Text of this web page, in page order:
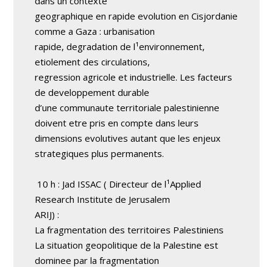
geographique en rapide evolution en Cisjordanie
comme a Gaza : urbanisation
rapide, degradation de l¹environnement,
etiolement des circulations,
regression agricole et industrielle. Les facteurs
de developpement durable
d’une communaute territoriale palestinienne
doivent etre pris en compte dans leurs
dimensions evolutives autant que les enjeux
strategiques plus permanents.
10 h : Jad ISSAC ( Directeur de l¹Applied
Research Institute de Jerusalem ­
ARIJ) :
La fragmentation des territoires Palestiniens
La situation geopolitique de la Palestine est
dominee par la fragmentation